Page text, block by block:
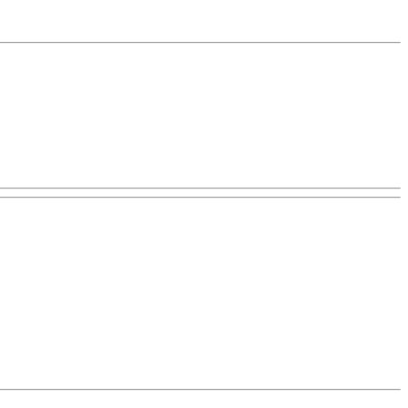
permettant d’améliorer à la fois les compétences techniques
gestion et pilotage, multi franchise, parrainage